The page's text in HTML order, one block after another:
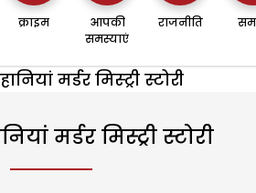
क्राइम
आपकी
समस्याएं
राजनीति
मर्डर मिस्ट्री स्टोरी
मर्डर मिस्ट्री स्टोरी